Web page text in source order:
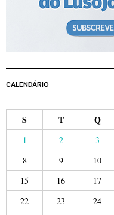
CALENDÁRIO
S T Q
1 2 3
8
9 10
15
16 17
22
23 24